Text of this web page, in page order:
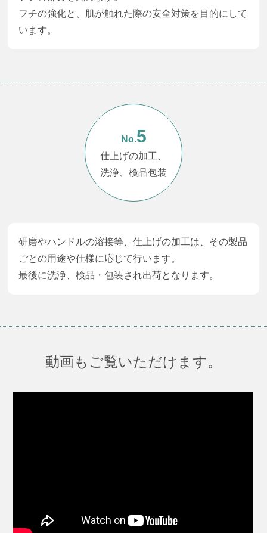
フチの強化と、肌が触れた際の安全対策を目的にして
います。
No.5
仕上げの加工、
洗浄、検品包装
研磨やハンドルの溶接等、仕上げの加工は、その製品
ごとの用途や仕様に応じて行います。
最後に洗浄、検品・包装され出荷となります。
動画もご覧いただけます。